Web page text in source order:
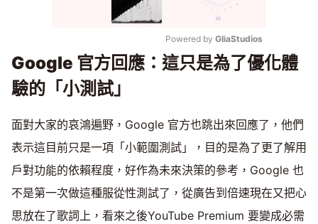
Mute
Powered by GliaStudios
Google 官方回應：這只是為了優化體
驗的「小測試」
面對大家的哀鴻遍野，Google 官方也跳出來回應了，他們
表示這目前只是一項「小範圍測試」，目的是為了更了解用
戶對功能的依賴程度，好作為未來決策的參考，Google 也
不是第一次做這種服從性測試了，從廣告到倍速現在又把心
思放在了歌詞上，看來之後YouTube Premium 要變成必需